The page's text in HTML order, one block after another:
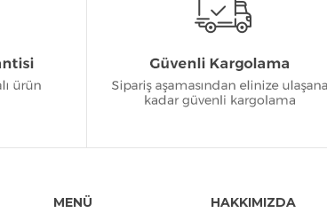
MENÜ HAKKIMIZDA